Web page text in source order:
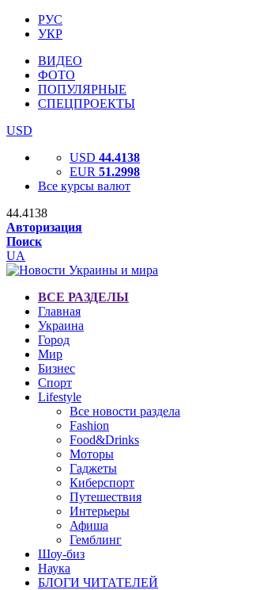
РУС
УКР
ВИДЕО
ФОТО
ПОПУЛЯРНЫЕ
СПЕЦПРОЕКТЫ
USD
USD 44.4138
EUR 51.2998
Все курсы валют
44.4138
Авторизация
Поиск
UA
ВСЕ РАЗДЕЛЫ
Главная
Украина
Город
Мир
Бизнес
Спорт
Lifestyle
Все новости раздела
Fashion
Food&Drinks
Моторы
Гаджеты
Киберспорт
Путешествия
Интерьеры
Афиша
Гемблинг
Шоу-биз
Наука
БЛОГИ ЧИТАТЕЛЕЙ